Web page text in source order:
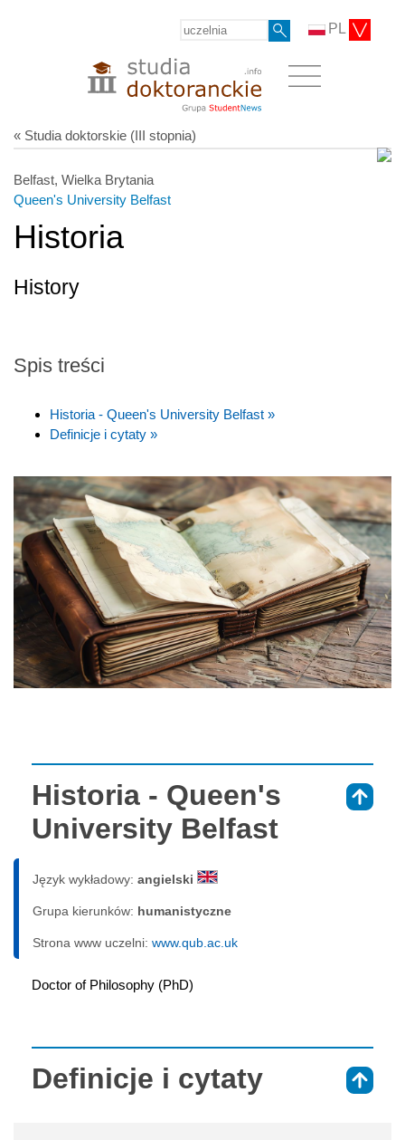
PL
« Studia doktorskie (III stopnia)
Belfast, Wielka Brytania
Queen's University Belfast
Historia
History
Spis treści
Historia - Queen's University Belfast »
Definicje i cytaty »
Historia - Queen's
University Belfast
Język wykładowy: angielski
Grupa kierunków: humanistyczne
Strona www uczelni: www.qub.ac.uk
Doctor of Philosophy (PhD)
Definicje i cytaty